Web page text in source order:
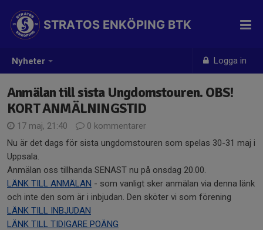
Nyheter Logga in
STRATOS ENKÖPING BTK
Anmälan till sista Ungdomstouren. OBS!
KORT ANMÄLNINGSTID
17 maj, 21:40
0 kommentarer
Nu är det dags för sista ungdomstouren som spelas 30-31 maj i
Uppsala.
Anmälan oss tillhanda SENAST nu på onsdag 20.00.
LÄNK TILL ANMÄLAN - som vanligt sker anmälan via denna länk
och inte den som är i inbjudan. Den sköter vi som förening
LÄNK TILL INBJUDAN
LÄNK TILL TIDIGARE POÄNG